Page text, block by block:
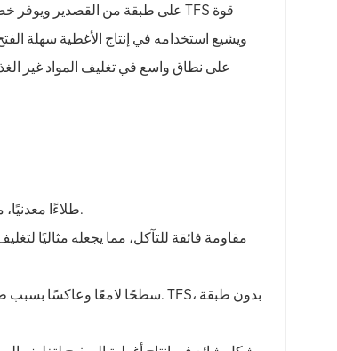
الطلاء: يتم تغليف ETP بطبقة من القصدير، بينما يستخدم TFS طلاءًا معدنيًا، مثل الكروم أو أكسيد الكروم.